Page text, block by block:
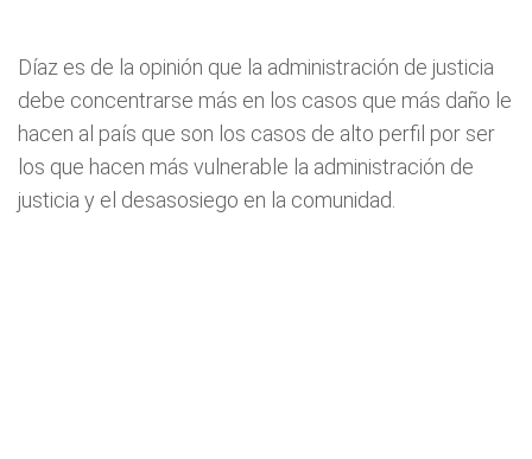
Díaz es de la opinión que la administración de justicia
debe concentrarse más en los casos que más daño le
hacen al país que son los casos de alto perfil por ser
los que hacen más vulnerable la administración de
justicia y el desasosiego en la comunidad.